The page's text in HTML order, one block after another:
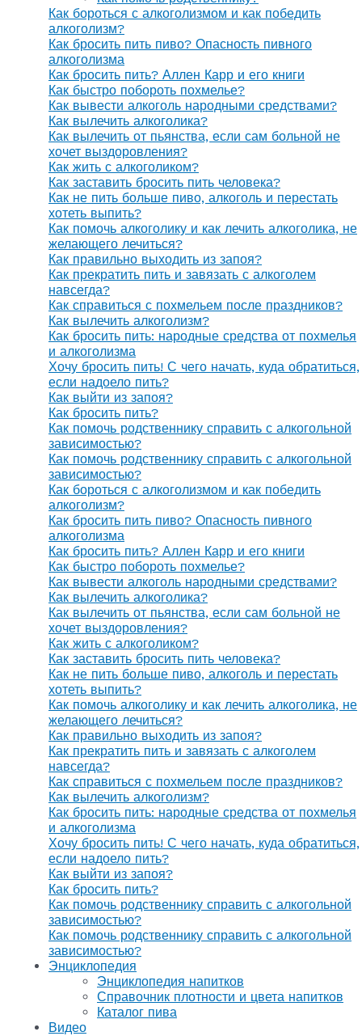
Как бороться с алкоголизмом и как победить
алкоголизм?
Как бросить пить пиво? Опасность пивного
алкоголизма
Как бросить пить? Аллен Карр и его книги
Как быстро побороть похмелье?
Как вывести алкоголь народными средствами?
Как вылечить алкоголика?
Как вылечить от пьянства, если сам больной не
хочет выздоровления?
Как жить с алкоголиком?
Как заставить бросить пить человека?
Как не пить больше пиво, алкоголь и перестать
хотеть выпить?
Как помочь алкоголику и как лечить алкоголика, не
желающего лечиться?
Как правильно выходить из запоя?
Как прекратить пить и завязать с алкоголем
навсегда?
Как справиться с похмельем после праздников?
Как вылечить алкоголизм?
Как бросить пить: народные средства от похмелья
и алкоголизма
Хочу бросить пить! С чего начать, куда обратиться,
если надоело пить?
Как выйти из запоя?
Как бросить пить?
Как помочь родственнику справить с алкогольной
зависимостью?
Как помочь родственнику справить с алкогольной
зависимостью?
Как бороться с алкоголизмом и как победить
алкоголизм?
Как бросить пить пиво? Опасность пивного
алкоголизма
Как бросить пить? Аллен Карр и его книги
Как быстро побороть похмелье?
Как вывести алкоголь народными средствами?
Как вылечить алкоголика?
Как вылечить от пьянства, если сам больной не
хочет выздоровления?
Как жить с алкоголиком?
Как заставить бросить пить человека?
Как не пить больше пиво, алкоголь и перестать
хотеть выпить?
Как помочь алкоголику и как лечить алкоголика, не
желающего лечиться?
Как правильно выходить из запоя?
Как прекратить пить и завязать с алкоголем
навсегда?
Как справиться с похмельем после праздников?
Как вылечить алкоголизм?
Как бросить пить: народные средства от похмелья
и алкоголизма
Хочу бросить пить! С чего начать, куда обратиться,
если надоело пить?
Как выйти из запоя?
Как бросить пить?
Как помочь родственнику справить с алкогольной
зависимостью?
Как помочь родственнику справить с алкогольной
зависимостью?
Энциклопедия
Энциклопедия напитков
Справочник плотности и цвета напитков
Каталог пива
Видео